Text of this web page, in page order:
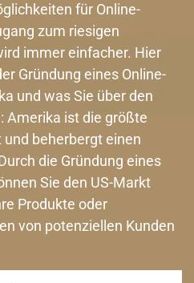
für Online-
zum riesigen
immer einfacher. Hier
Gründung eines Online-
und was Sie über den
Amerika ist die größte
beherbergt einen
die Gründung eines
Sie den US-Markt
Produkte oder
von potenziellen Kunden